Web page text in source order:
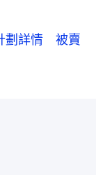
劃詳情 被賣